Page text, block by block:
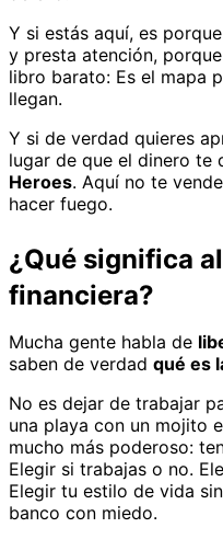
Y si estás aquí, es
y presta atención,
libro barato: Es el mapa
llegan.
Y si de verdad quieres
lugar de que el dinero te
Heroes. Aquí no te
hacer fuego.
¿Qué significa
financiera?
Mucha gente habla de
saben de verdad qué es
No es dejar de trabajar
una playa con un mojito
mucho más poderoso:
Elegir si trabajas o no.
Elegir tu estilo de vida
banco con miedo.